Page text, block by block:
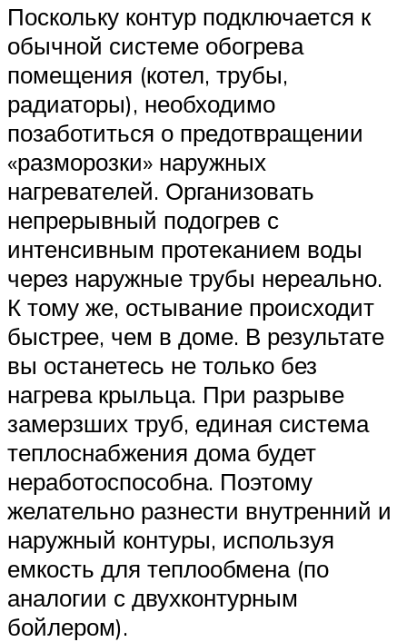
Поскольку контур подключается к
обычной системе обогрева
помещения (котел, трубы,
радиаторы), необходимо
позаботиться о предотвращении
«разморозки» наружных
нагревателей. Организовать
непрерывный подогрев с
интенсивным протеканием воды
через наружные трубы нереально.
К тому же, остывание происходит
быстрее, чем в доме. В результате
вы останетесь не только без
нагрева крыльца. При разрыве
замерзших труб, единая система
теплоснабжения дома будет
неработоспособна. Поэтому
желательно разнести внутренний и
наружный контуры, используя
емкость для теплообмена (по
аналогии с двухконтурным
бойлером).